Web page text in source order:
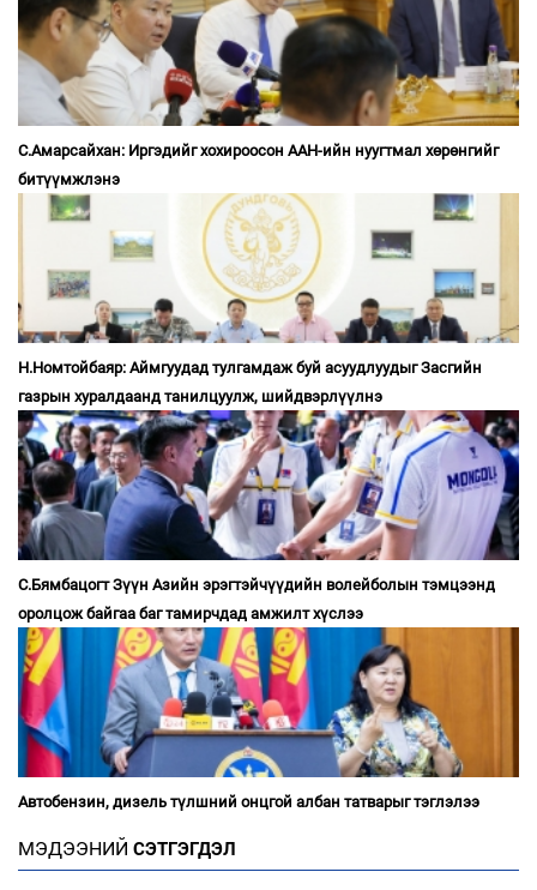
С.Амарсайхан: Иргэдийг хохироосон ААН-ийн нуугтмал хөрөнгийг
битүүмжлэнэ
Н.Номтойбаяр: Аймгуудад тулгамдаж буй асуудлуудыг Засгийн
газрын хуралдаанд танилцуулж, шийдвэрлүүлнэ
С.Бямбацогт Зүүн Азийн эрэгтэйчүүдийн волейболын тэмцээнд
оролцож байгаа баг тамирчдад амжилт хүслээ
Автобензин, дизель түлшний онцгой албан татварыг тэглэлээ
МЭДЭЭНИЙ СЭТГЭГДЭЛ